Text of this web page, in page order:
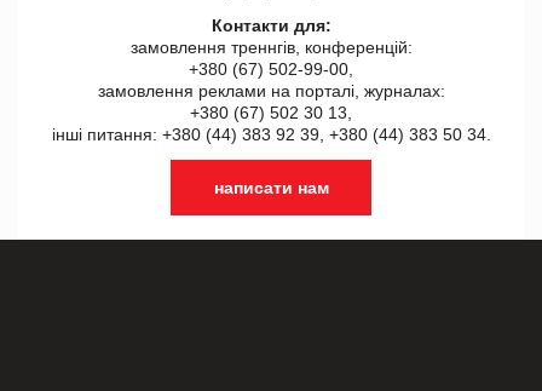
Контакти для:
замовлення треннгів, конференцій:
+380 (67) 502-99-00,
замовлення реклами на порталі, журналах:
+380 (67) 502 30 13,
інші питання: +380 (44) 383 92 39, +380 (44) 383 50 34.
написати нам